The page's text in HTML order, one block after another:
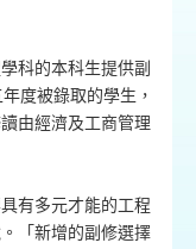
科的本科生提供副
度被錄取的學生，
由經濟及工商管理
有多元才能的工程
「新增的副修選擇